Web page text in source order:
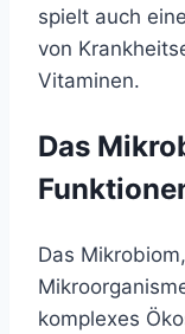
spielt auch
von
Vitaminen.
Das
Das
komplexes